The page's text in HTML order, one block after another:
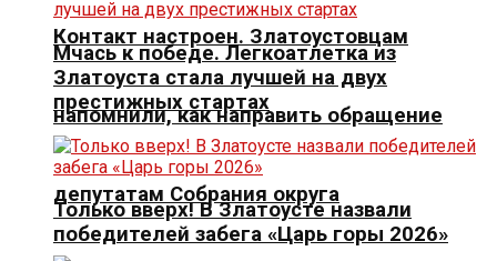
Контакт настроен. Златоустовцам
напомнили, как направить обращение
депутатам Собрания округа
Мчась к победе. Легкоатлетка из
Златоуста стала лучшей на двух
престижных стартах
Только вверх! В Златоусте назвали
победителей забега «Царь горы 2026»